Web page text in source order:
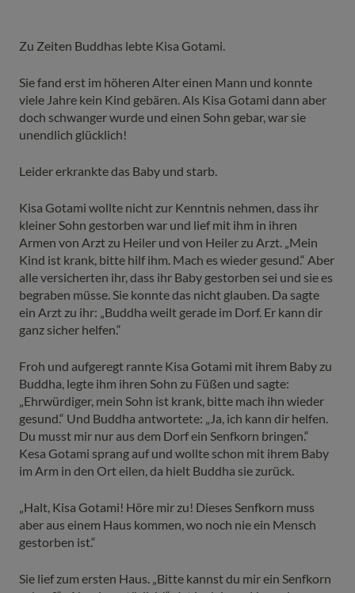
Zu Zeiten Buddhas lebte Kisa Gotami.
Sie fand erst im höheren Alter einen Mann und konnte
viele Jahre kein Kind gebären. Als Kisa Gotami dann aber
doch schwanger wurde und einen Sohn gebar, war sie
unendlich glücklich!
Leider erkrankte das Baby und starb.
Kisa Gotami wollte nicht zur Kenntnis nehmen, dass ihr
kleiner Sohn gestorben war und lief mit ihm in ihren
Armen von Arzt zu Heiler und von Heiler zu Arzt. „Mein
Kind ist krank, bitte hilf ihm. Mach es wieder gesund.“ Aber
alle versicherten ihr, dass ihr Baby gestorben sei und sie es
begraben müsse. Sie konnte das nicht glauben. Da sagte
ein Arzt zu ihr: „Buddha weilt gerade im Dorf. Er kann dir
ganz sicher helfen.“
Froh und aufgeregt rannte Kisa Gotami mit ihrem Baby zu
Buddha, legte ihm ihren Sohn zu Füßen und sagte:
„Ehrwürdiger, mein Sohn ist krank, bitte mach ihn wieder
gesund.“ Und Buddha antwortete: „Ja, ich kann dir helfen.
Du musst mir nur aus dem Dorf ein Senfkorn bringen.“
Kesa Gotami sprang auf und wollte schon mit ihrem Baby
im Arm in den Ort eilen, da hielt Buddha sie zurück.
„Halt, Kisa Gotami! Höre mir zu! Dieses Senfkorn muss
aber aus einem Haus kommen, wo noch nie ein Mensch
gestorben ist.“
Sie lief zum ersten Haus. „Bitte kannst du mir ein Senfkorn